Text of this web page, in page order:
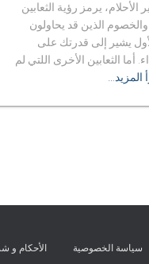
يرمز رؤية الثعابين
الذين قد يحاولون
يشير إلى قدرتك على
أما الثعابين الأخرى اللتي لم
المزيد…
سياسة الخصوصية الأحكام و